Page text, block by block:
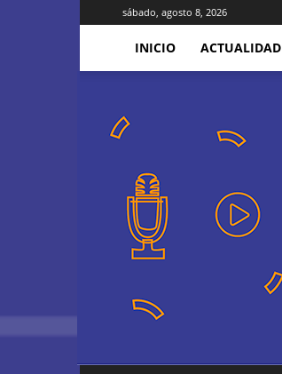
sábado, agosto 8, 2026
INICIO ACTUALIDAD